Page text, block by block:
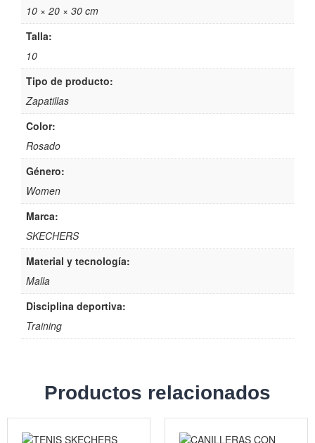
10 × 20 × 30 cm
Talla:
10
Tipo de producto:
Zapatillas
Color:
Rosado
Género:
Women
Marca:
SKECHERS
Material y tecnología:
Malla
Disciplina deportiva:
Training
Productos relacionados